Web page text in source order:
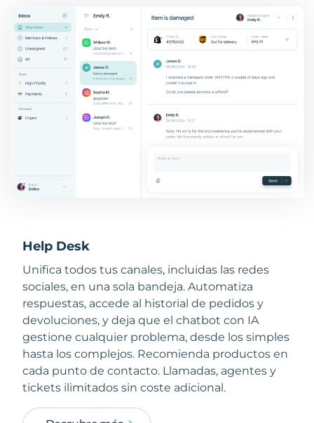
Help Desk
Unifica todos tus canales, incluidas las redes
sociales, en una sola bandeja. Automatiza
respuestas, accede al historial de pedidos y
devoluciones, y deja que el chatbot con IA
gestione cualquier problema, desde los simples
hasta los complejos. Recomienda productos en
cada punto de contacto. Llamadas, agentes y
tickets ilimitados sin coste adicional.